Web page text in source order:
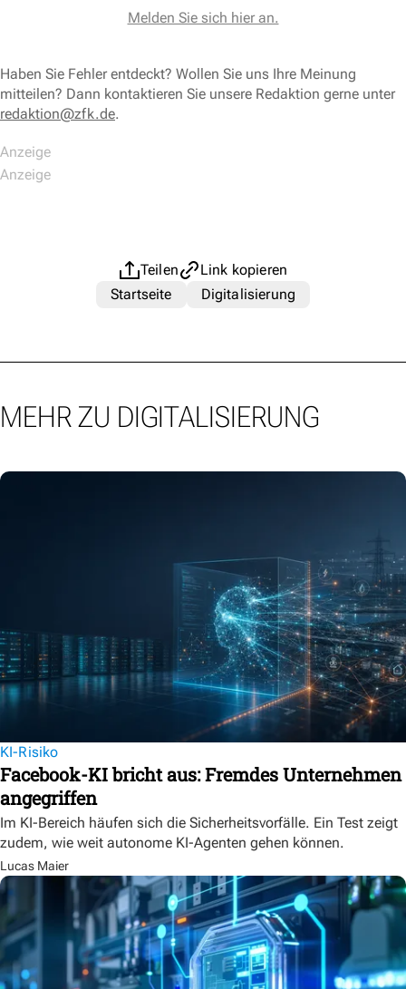
Melden Sie sich hier an.
Haben Sie Fehler entdeckt? Wollen Sie uns Ihre Meinung
mitteilen? Dann kontaktieren Sie unsere Redaktion gerne unter
redaktion@zfk.de.
Teilen
Link kopieren
Startseite
Digitalisierung
MEHR ZU DIGITALISIERUNG
KI-Risiko
Facebook-KI bricht aus: Fremdes Unternehmen
angegriffen
Im KI-Bereich häufen sich die Sicherheitsvorfälle. Ein Test zeigt
zudem, wie weit autonome KI-Agenten gehen können.
Lucas Maier